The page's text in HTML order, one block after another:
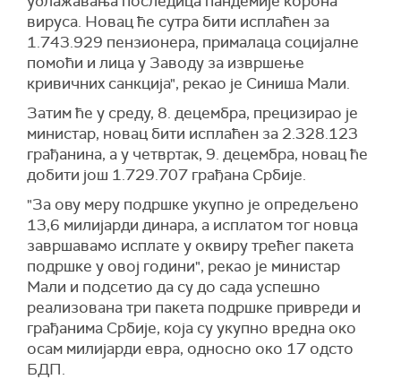
вируса. Новац ће сутра бити исплаћен за
1.743.929 пензионера, прималаца социјалне
помоћи и лица у Заводу за извршење
кривичних санкција", рекао је Синиша Мали.
Затим ће у среду, 8. децембра, прецизирао је
министар, новац бити исплаћен за 2.328.123
грађанина, а у четвртак, 9. децембра, новац ће
добити још 1.729.707 грађана Србије.
"За ову меру подршке укупно је опредељено
13,6 милијарди динара, а исплатом тог новца
завршавамо исплате у оквиру трећег пакета
подршке у овој години", рекао је министар
Мали и подсетио да су до сада успешно
реализована три пакета подршке привреди и
грађанима Србије, која су укупно вредна око
осам милијарди евра, односно око 17 одсто
БДП.